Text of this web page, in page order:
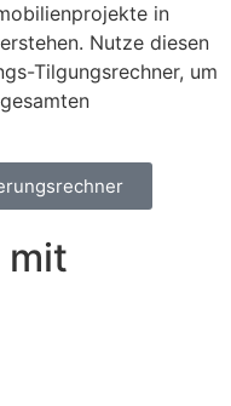
in
Nutze diesen
Tilgungsrechner, um
mit